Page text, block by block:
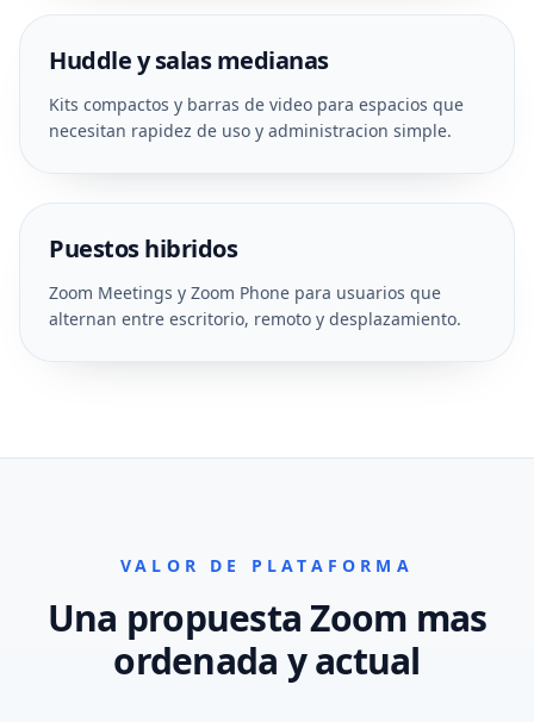
Huddle y salas medianas
Kits compactos y barras de video para espacios que
necesitan rapidez de uso y administracion simple.
Puestos hibridos
Zoom Meetings y Zoom Phone para usuarios que
alternan entre escritorio, remoto y desplazamiento.
VALOR DE PLATAFORMA
Una propuesta Zoom mas
ordenada y actual